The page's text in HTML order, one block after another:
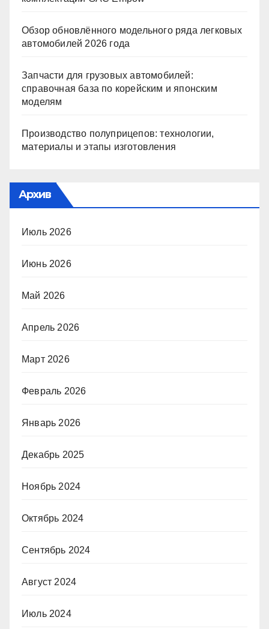
Обзор обновлённого модельного ряда легковых
автомобилей 2026 года
Запчасти для грузовых автомобилей:
справочная база по корейским и японским
моделям
Производство полуприцепов: технологии,
материалы и этапы изготовления
Архив
Июль 2026
Июнь 2026
Май 2026
Апрель 2026
Март 2026
Февраль 2026
Январь 2026
Декабрь 2025
Ноябрь 2024
Октябрь 2024
Сентябрь 2024
Август 2024
Июль 2024